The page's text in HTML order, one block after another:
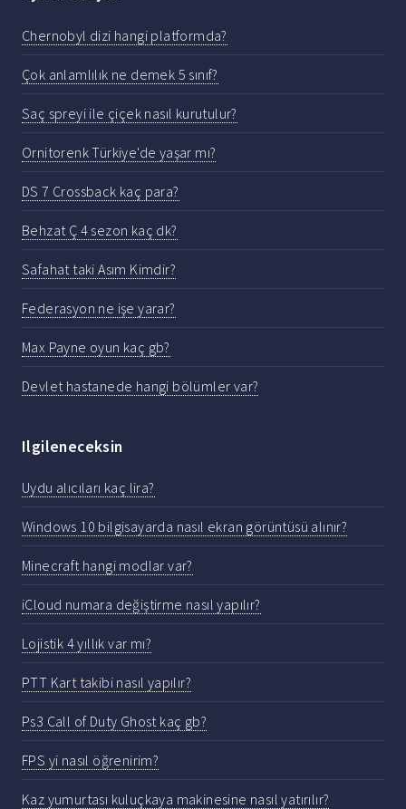
Chernobyl dizi hangi platformda?
Çok anlamlılık ne demek 5 sınıf?
Saç spreyi ile çiçek nasıl kurutulur?
Ornitorenk Türkiye'de yaşar mı?
DS 7 Crossback kaç para?
Behzat Ç 4 sezon kaç dk?
Safahat taki Asım Kimdir?
Federasyon ne işe yarar?
Max Payne oyun kaç gb?
Devlet hastanede hangi bölümler var?
Ilgileneceksin
Uydu alıcıları kaç lira?
Windows 10 bilgisayarda nasıl ekran görüntüsü alınır?
Minecraft hangi modlar var?
iCloud numara değiştirme nasıl yapılır?
Lojistik 4 yıllık var mı?
PTT Kart takibi nasıl yapılır?
Ps3 Call of Duty Ghost kaç gb?
FPS yi nasıl öğrenirim?
Kaz yumurtası kuluçkaya makinesine nasıl yatırılır?